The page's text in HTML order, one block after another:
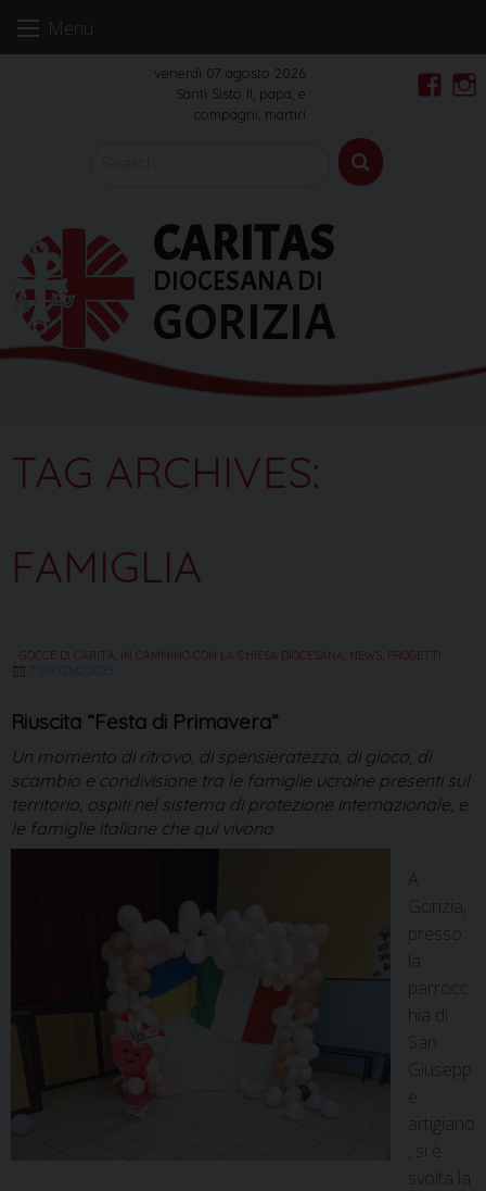
Menu
venerdì 07 agosto 2026
Santi Sisto II, papa, e
compagni, martiri
CARITAS
DIOCESANA DI
GORIZIA
TAG ARCHIVES:
FAMIGLIA
GOCCE DI CARITÀ IN CAMMINO CON LA CHIESA DIOCESANA NEWS PROGETTI
7 GIUGNO 2023
Riuscita “Festa di Primavera”
Un momento di ritrovo, di spensieratezza, di gioco, di
scambio e condivisione tra le famiglie ucraine presenti sul
territorio, ospiti nel sistema di protezione internazionale, e
le famiglie italiane che qui vivono
A
Gorizia,
presso
la
parrocc
hia di
San
Giusepp
artigiano
svolta la